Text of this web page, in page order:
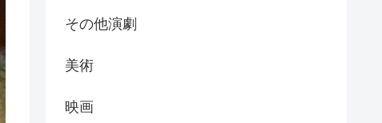
その他演劇
美術
映画